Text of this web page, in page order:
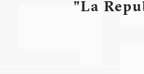
"La